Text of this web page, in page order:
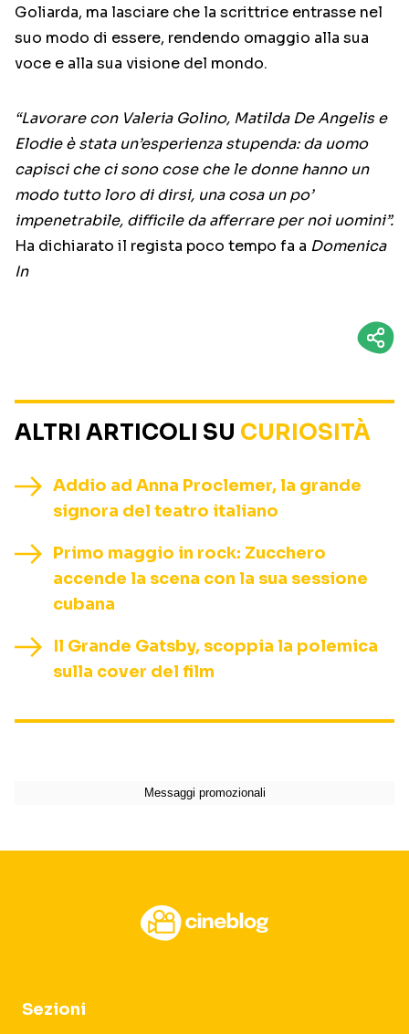
Goliarda, ma lasciare che la scrittrice entrasse nel
suo modo di essere, rendendo omaggio alla sua
voce e alla sua visione del mondo.
“Lavorare con Valeria Golino, Matilda De Angelis e
Elodie è stata un’esperienza stupenda: da uomo
capisci che ci sono cose che le donne hanno un
modo tutto loro di dirsi, una cosa un po’
impenetrabile, difficile da afferrare per noi uomini”.
Ha dichiarato il regista poco tempo fa a Domenica
In
ALTRI ARTICOLI SU CURIOSITÀ
Addio ad Anna Proclemer, la grande
signora del teatro italiano
Primo maggio in rock: Zucchero
accende la scena con la sua sessione
cubana
Il Grande Gatsby, scoppia la polemica
sulla cover del film
Sezioni